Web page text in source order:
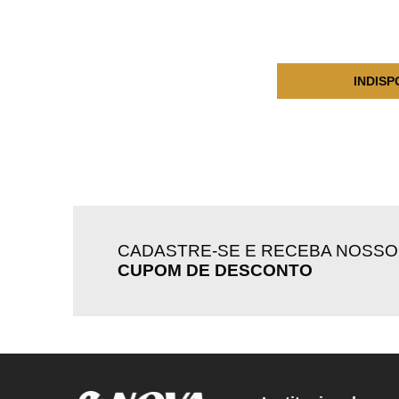
CADASTRE-SE E RECEBA NOSSO
CUPOM DE DESCONTO